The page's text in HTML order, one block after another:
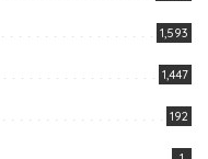
1,593
1,447
192